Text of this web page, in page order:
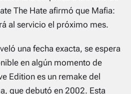
The Hate afirmó que Mafia:
al servicio el próximo mes.
una fecha exacta, se espera
en algún momento de
Edition es un remake del
que debutó en 2002. Esta